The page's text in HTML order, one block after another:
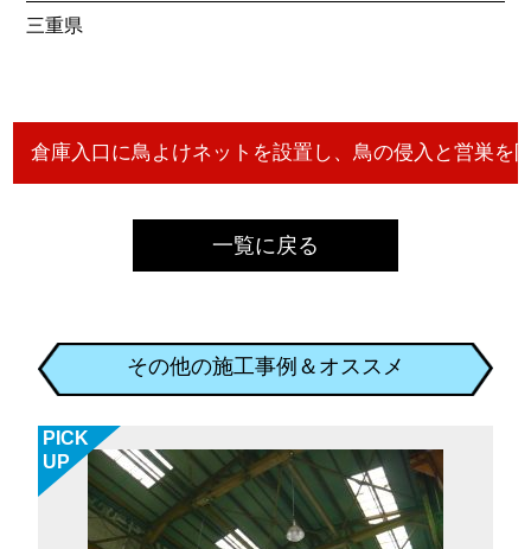
三重県
一覧に戻る
その他の施工事例＆オススメ
PICK
UP